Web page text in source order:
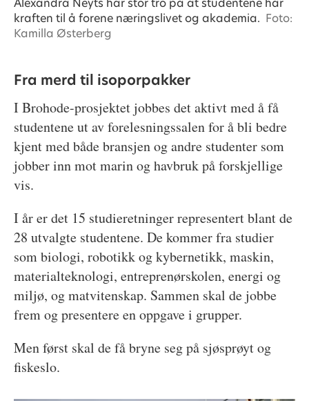
kraften til å forene næringslivet og akademia. Foto:
Kamilla Østerberg
Fra merd til isoporpakker
I Brohode-prosjektet jobbes det aktivt med å få
studentene ut av forelesningssalen for å bli bedre
kjent med både bransjen og andre studenter som
jobber inn mot marin og havbruk på forskjellige
vis.
I år er det 15 studieretninger representert blant de
28 utvalgte studentene. De kommer fra studier
som biologi, robotikk og kybernetikk, maskin,
materialteknologi, entreprenørskolen, energi og
miljø, og matvitenskap. Sammen skal de jobbe
frem og presentere en oppgave i grupper.
Men først skal de få bryne seg på sjøsprøyt og
fiskeslo.